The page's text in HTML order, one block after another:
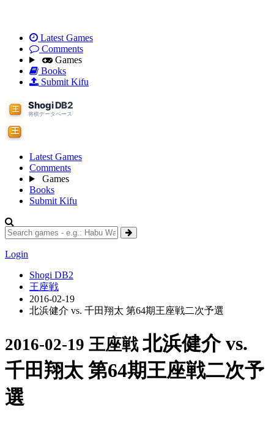
Latest Games
Comments
Games
Books
Submit Kifu
Latest Games
Comments
Games
Books
Submit Kifu
Login
Shogi DB2
王座戦
2016-02-19
北浜健介 vs. 千田翔太 第64期王座戦二次予選
2016-02-19 王座戦 北浜健介 vs.
千田翔太 第64期王座戦二次予
選